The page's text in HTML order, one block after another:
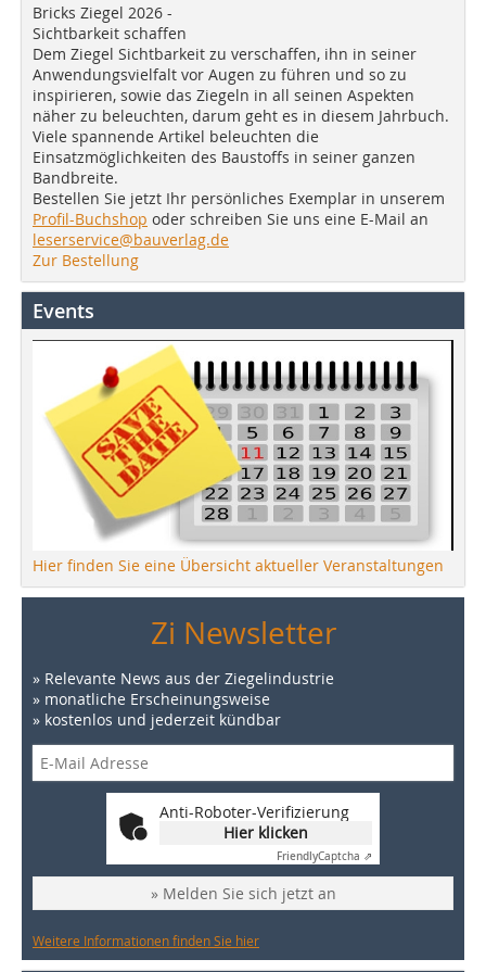
Bricks Ziegel 2026 -
Sichtbarkeit schaffen
Dem Ziegel Sichtbarkeit zu verschaffen, ihn in seiner
Anwendungsvielfalt vor Augen zu führen und so zu
inspirieren, sowie das Ziegeln in all seinen Aspekten
näher zu beleuchten, darum geht es in diesem Jahrbuch.
Viele spannende Artikel beleuchten die
Einsatzmöglichkeiten des Baustoffs in seiner ganzen
Bandbreite.
Bestellen Sie jetzt Ihr persönliches Exemplar in unserem
Profil-Buchshop oder schreiben Sie uns eine E-Mail an
leserservice@bauverlag.de
Zur Bestellung
Events
Hier finden Sie eine Übersicht aktueller Veranstaltungen
Zi Newsletter
» Relevante News aus der Ziegelindustrie
» monatliche Erscheinungsweise
» kostenlos und jederzeit kündbar
Anti-Roboter-Verifizierung
Hier klicken
FriendlyCaptcha ⇗
» Melden Sie sich jetzt an
Weitere Informationen finden Sie hier